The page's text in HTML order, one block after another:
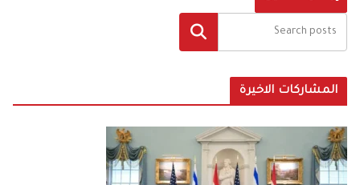
البحث
المشاركات الاخيرة